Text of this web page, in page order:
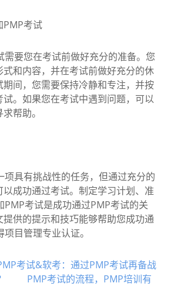
考试
要您在考试前做好充分的准备。您
式和内容，并在考试前做好充分的休
期间，您需要保持冷静和专注，并按
。如果您在考试中遇到问题，可以
帮助。
具有挑战性的任务，但通过充分的
成功通过考试。制定学习计划、准
PMP考试是成功通过PMP考试的关
供的提示和技巧能够帮助您成功通
目管理专业认证。
考试&软考：通过PMP考试再备战
PMP考试的流程，PMP培训有